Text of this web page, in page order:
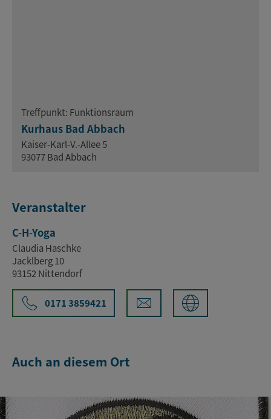
Treffpunkt: Funktionsraum
Kurhaus Bad Abbach
Kaiser-Karl-V.-Allee 5
93077 Bad Abbach
Veranstalter
C-H-Yoga
Claudia Haschke
Jacklberg 10
93152 Nittendorf
0171 3859421
Auch an diesem Ort